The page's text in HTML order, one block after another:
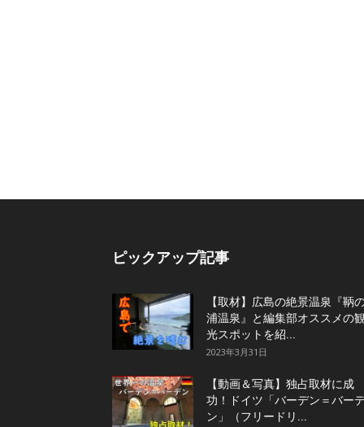
ピックアップ記事
【取材】広島の絶景温泉『鞆
浦温泉』と編集部オススメの観
光スポットを紹...
2023年3月31日
【動画＆写真】独占取材に成
功！ドイツ「バーデン＝バー
ン」（フリードリ...